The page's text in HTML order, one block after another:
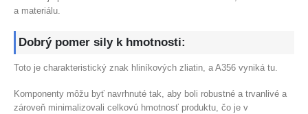
a materiálu.
Dobrý pomer sily k hmotnosti:
Toto je charakteristický znak hliníkových zliatin, a A356 vyniká tu.
Komponenty môžu byť navrhnuté tak, aby boli robustné a trvanlivé a
zároveň minimalizovali celkovú hmotnosť produktu, čo je v